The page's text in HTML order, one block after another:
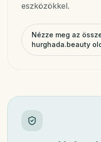
eszközökkel.
Nézze meg az
hurghada.beauty